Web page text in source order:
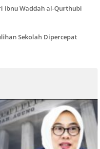
Ibnu Waddah al-Qurthubi
Sekolah Dipercepat